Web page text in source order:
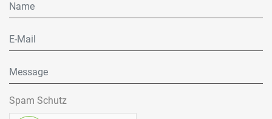
Spam Schutz